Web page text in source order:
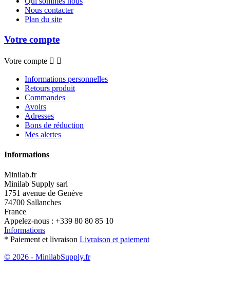
Nous contacter
Plan du site
Votre compte
Votre compte  
Informations personnelles
Retours produit
Commandes
Avoirs
Adresses
Bons de réduction
Mes alertes
Informations
Minilab.fr
Minilab Supply sarl
1751 avenue de Genève
74700 Sallanches
France
Appelez-nous : +339 80 80 85 10
Informations
* Paiement et livraison Livraison et paiement
© 2026 - MinilabSupply.fr